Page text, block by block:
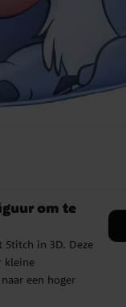
om te
Stitch in 3D. Deze
kleine
een hoger